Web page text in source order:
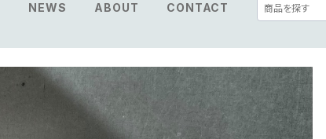
NEWS ABOUT CONTACT